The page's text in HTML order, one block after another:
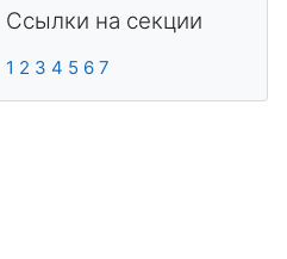
Ссылки на секции
1 2 3 4 5 6 7